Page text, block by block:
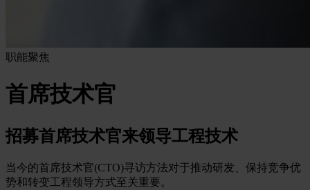
职能聚焦
首席技术官
招募首席技术官来领导工程技术
当今的首席技术官(CTO)寻访方法对于推动研发、保持竞争优
势和转变工程领导方式至关重要。